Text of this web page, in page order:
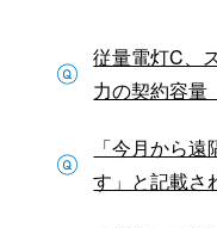
従量電灯C、
力の契約容量
「今月から
す」と記載さ